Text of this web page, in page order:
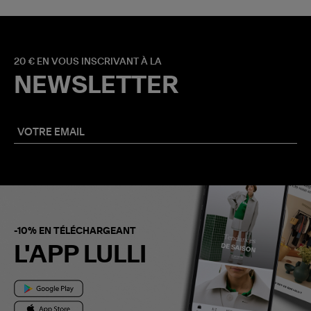
20 € EN VOUS INSCRIVANT À LA
NEWSLETTER
-10% EN TÉLÉCHARGEANT
L'APP LULLI